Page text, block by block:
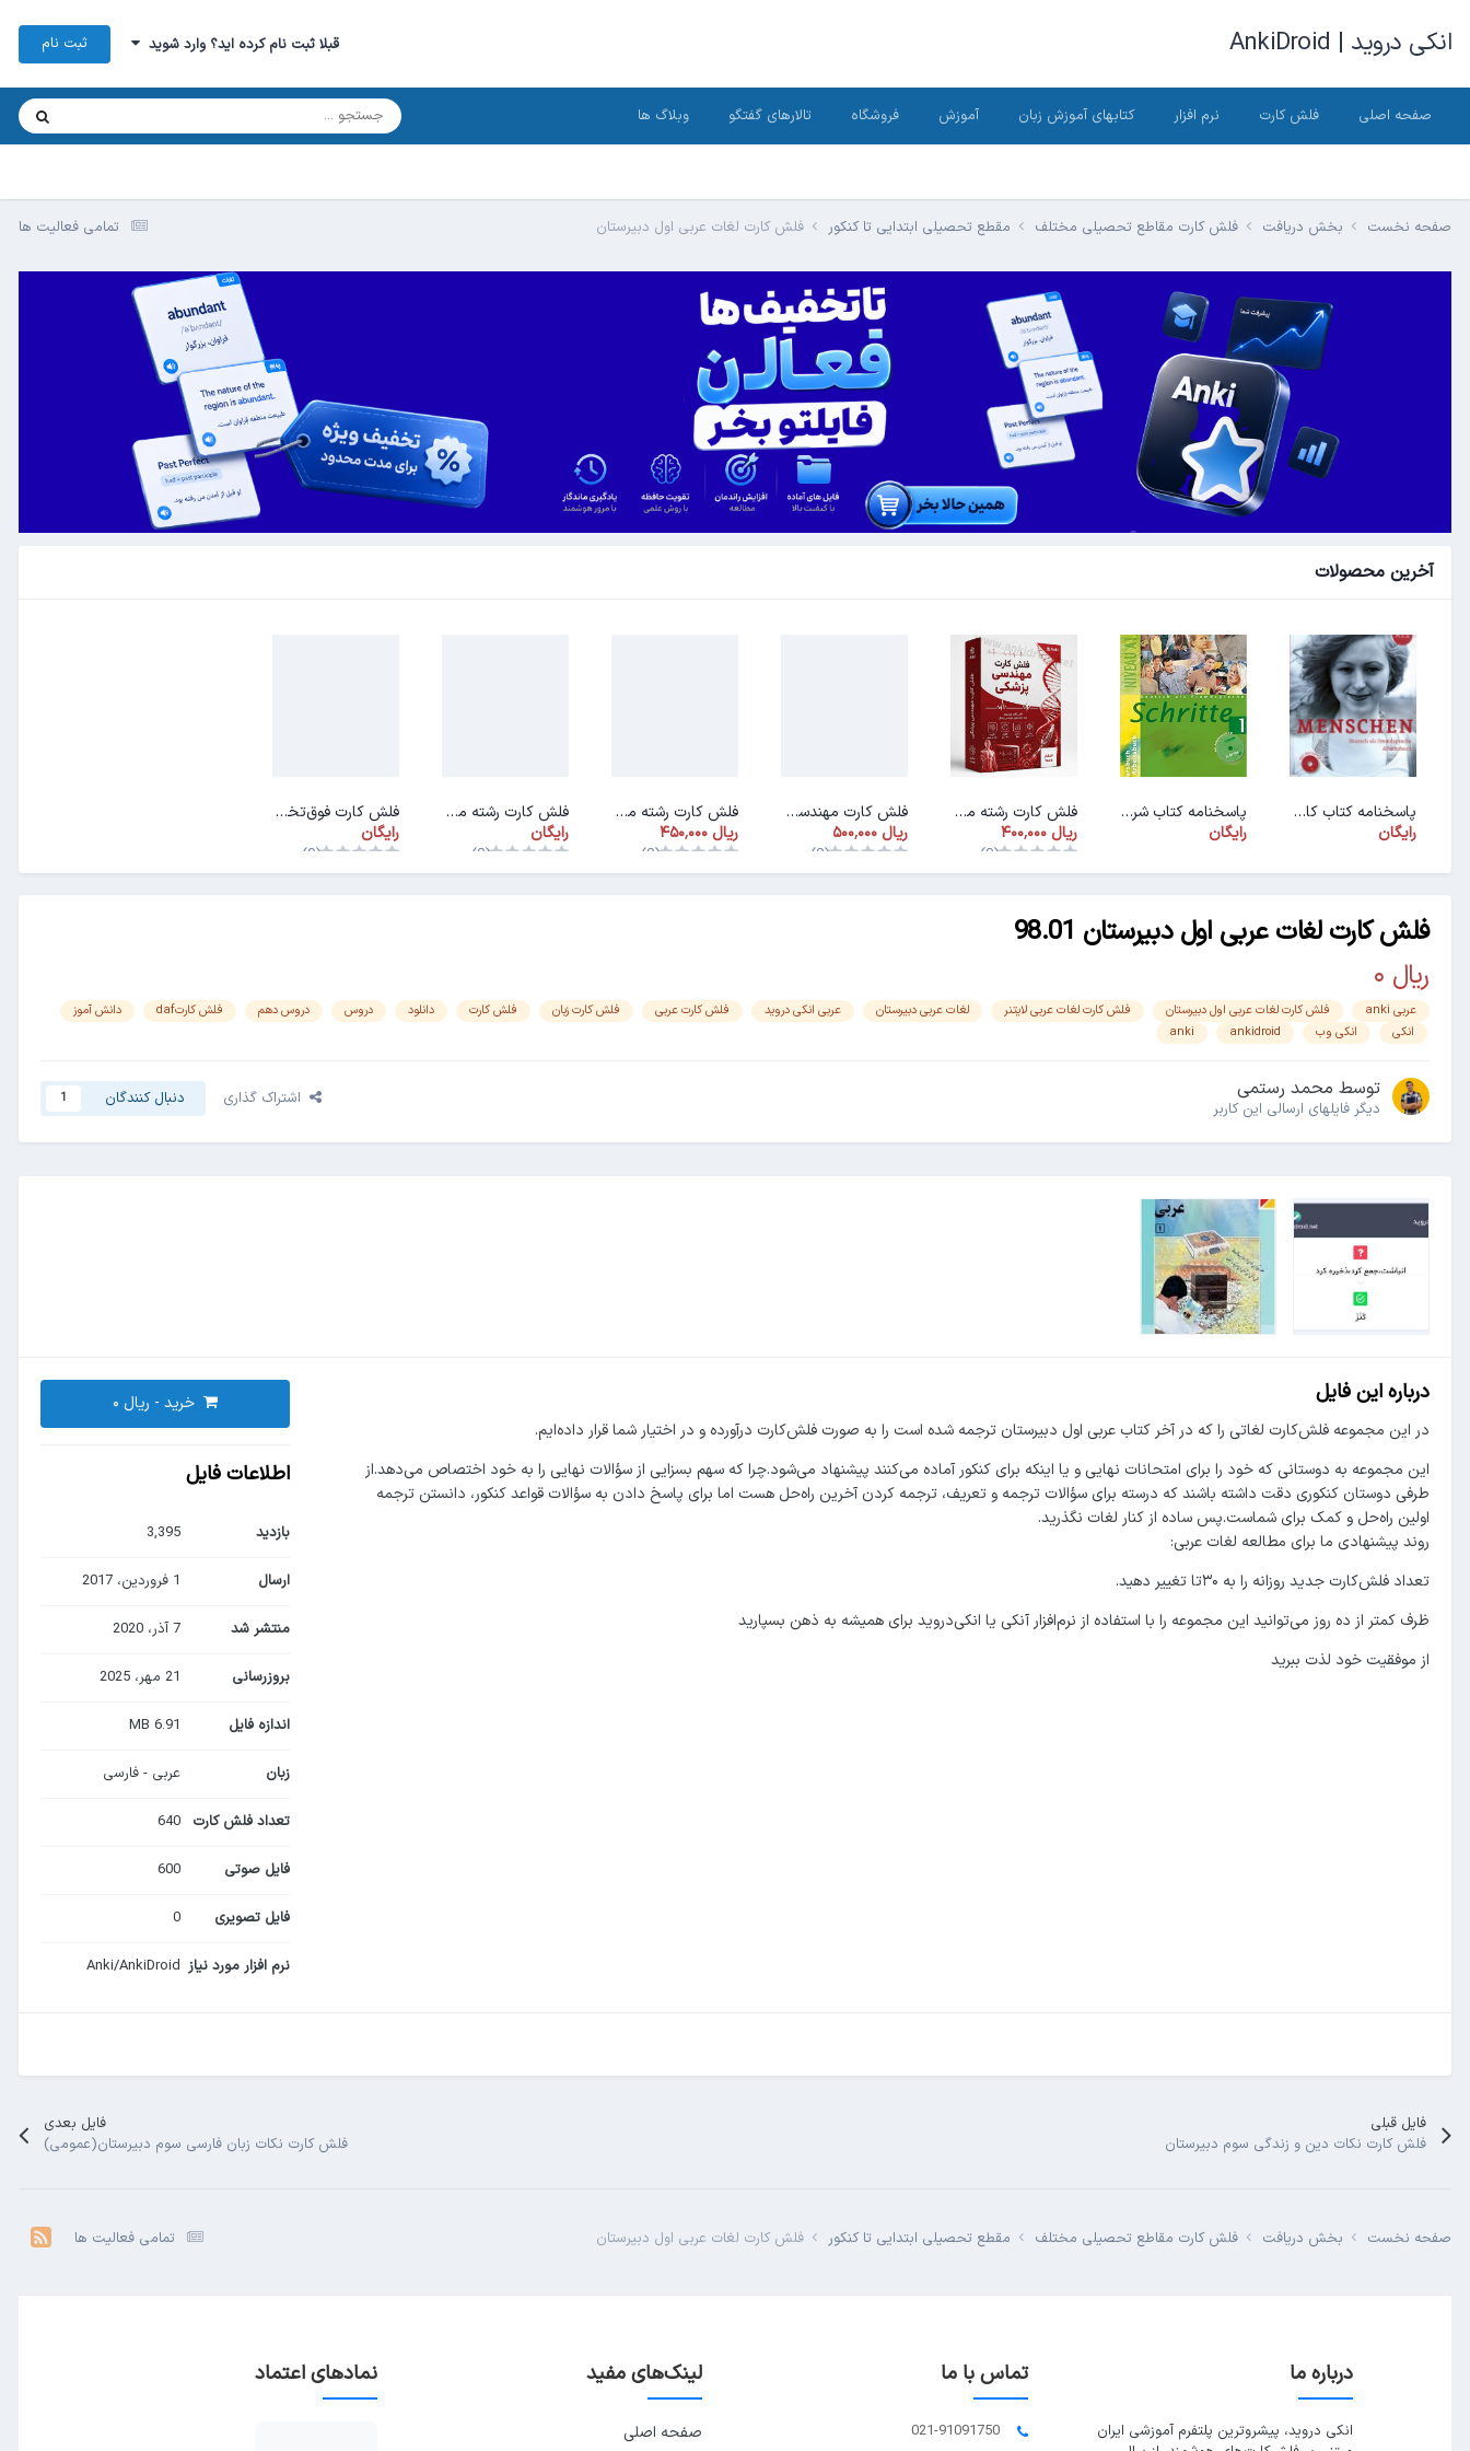
انکی دروید | AnkiDroid قبلا ثبت نام کرده اید؟ وارد شوید ثبت نام
صفحه اصلی فلش کارت نرم افزار کتابهای آموزش زبان آموزش فروشگاه تالارهای گفتگو وبلاگ ها
تمامی فعالیت ها صفحه نخست بخش دریافت فلش کارت مقاطع تحصیلی مختلف مقطع تحصیلی ابتدایی تا کنکور فلش کارت لغات عربی اول دبیرستان
آخرین محصولات
پاسخنامه کتاب کار ArbeitsbuchMenschen A1.1
رایگان
پاسخنامه کتاب شریته ۱ (PDF)
رایگان
فلش کارت رشته مهندسی پزشکی
(0)
فلش کارت مهندسی بهداشت و ایمنی کار
(0)
فلش کارت رشته مهندسی انرژی
(0)
فلش کارت رشته مهندسی اپتیک و لیزر
رایگان
(0)
فلش کارت فوق‌تخصص‌ها (فلوشیپ)
رایگان
(0)
فلش کارت لغات عربی اول دبیرستان 98.01
عربی anki فلش کارت لغات عربی اول دبیرستان فلش کارت لغات عربی لایتنر لغات عربی دبیرستان عربی انکی دروید فلش کارت عربی فلش کارت زبان فلش کارت دانلود دروس دروس دهم فلش کارتdaf
دانش آموز
انکی
انکی وب ankidroid
anki
توسط محمد رستمی
دیگر فایل‎های ارسالی این کاربر اشتراک گذاری دنبال کنندگان 1
درباره این فایل
در این مجموعه فلش‌کارت لغاتی را که در آخر کتاب عربی اول دبیرستان ترجمه شده است را به صورت فلش‌کارت درآورده و در اختیار شما قرار داده‌ایم.
این مجموعه به دوستانی که خود را برای امتحانات نهایی و یا اینکه برای کنکور آماده می‌کنند پیشنهاد می‌شود.چرا که سهم بسزایی از سؤالات نهایی را به خود اختصاص می‌دهد.از
طرفی دوستان کنکوری دقت داشته باشند که درسته برای سؤالات ترجمه و تعریف، ترجمه کردن آخرین راه‌حل هست اما برای پاسخ دادن به سؤالات قواعد کنکور، دانستن ترجمه
اولین راه‌حل و کمک برای شماست.پس ساده از کنار لغات نگذرید.
روند پیشنهادی ما برای مطالعه لغات عربی:
تعداد فلش‌کارت جدید روزانه را به ۳۰تا تغییر دهید.
ظرف کمتر از ده روز می‌توانید این مجموعه را با استفاده از نرم‌افزار آنکی یا انکی‌دروید برای همیشه به ذهن بسپارید
از موفقیت خود لذت ببرید
خرید -
اطلاعات فایل
بازدید 3,395
ارسال 1 فروردین، 2017
منتشر شد 7 آذر، 2020
بروزرسانی 21 مهر، 2025
اندازه فایل 6.91 MB
زبان عربی - فارسی
تعداد فلش کارت 640
فایل صوتی 600
فایل تصویری 0
نرم افزار مورد نیاز Anki/AnkiDroid
فایل قبلی
فلش کارت نکات دین و زندگی سوم دبیرستان
فایل بعدی
فلش کارت نکات زبان فارسی سوم دبیرستان(عمومی)
تمامی فعالیت ها صفحه نخست بخش دریافت فلش کارت مقاطع تحصیلی مختلف مقطع تحصیلی ابتدایی تا کنکور فلش کارت لغات عربی اول دبیرستان
درباره ما
انکی دروید، پیشروترین پلتفرم آموزشی ایران
تماس با ما
021-91091750
لینک‌های مفید
صفحه اصلی
نمادهای اعتماد